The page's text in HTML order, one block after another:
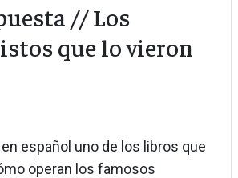
// Los
que lo vieron
español uno de los libros que
operan los famosos